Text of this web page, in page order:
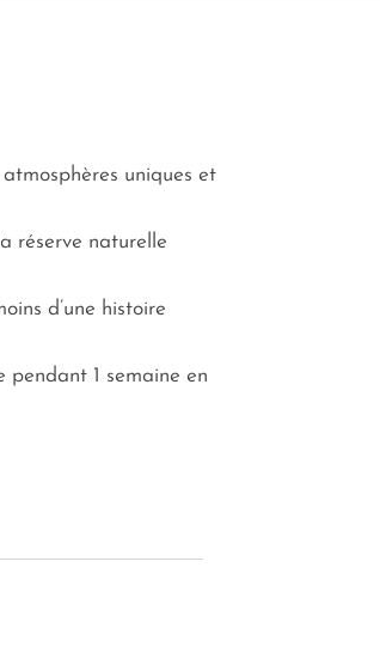
uniques et
réserve naturelle
d’une histoire
pendant 1 semaine en